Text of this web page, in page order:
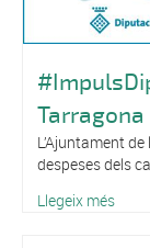
L’Ajuntament
despeses dels
Llegeix més